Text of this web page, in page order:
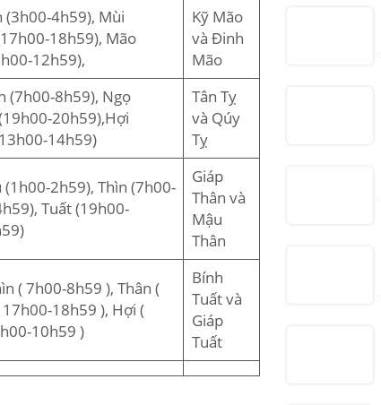
(3h00-4h59), Mùi
18h59), Mão
12h59),
Kỹ Mão
và Đinh
Mão
(7h00-8h59), Ngọ
20h59),Hợi
14h59)
Tân Tỵ
và Qúy
Tỵ
2h59), Thìn (7h00-
Tuất (19h00-
Giáp
Thân và
Mậu
Thân
( 7h00-8h59 ), Thân (
18h59 ), Hợi (
10h59 )
Bính
Tuất và
Giáp
Tuất